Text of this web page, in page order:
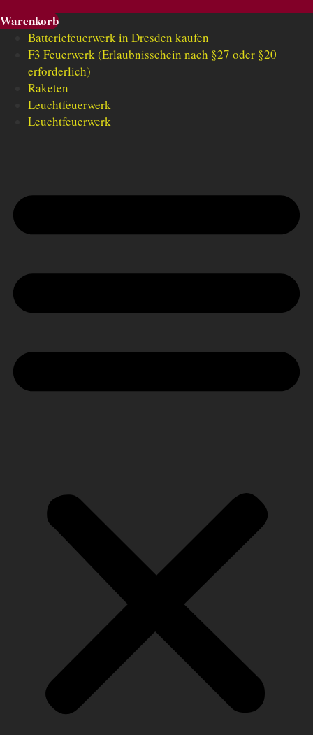
Warenkorb
Batteriefeuerwerk in Dresden kaufen
F3 Feuerwerk (Erlaubnisschein nach §27 oder §20
erforderlich)
Raketen
Leuchtfeuerwerk
Leuchtfeuerwerk